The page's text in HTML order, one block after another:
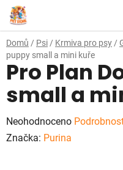
Přejít
na
obsah
Domů / Psi / Krmiva pro psy /
puppy small a mini kuře
Pro Plan
small a
Průměrné
hodnocení
Neohodnoceno
Značka: Purina